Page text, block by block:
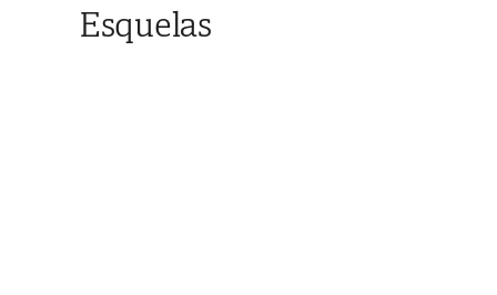
Esquelas